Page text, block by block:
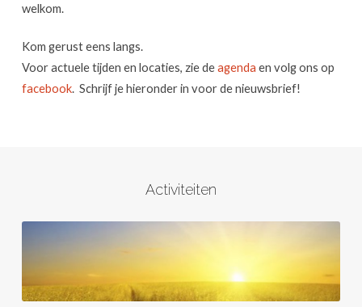
welkom.
Kom gerust eens langs.
Voor actuele tijden en locaties, zie deagenda en volg ons op
facebook. Schrijf je hieronder in voor de nieuwsbrief!
Activiteiten